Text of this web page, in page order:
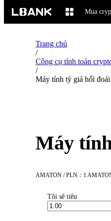
Mua
Trang chủ
/
Công cụ tính toán
/
Máy tính tỷ giá hối
Máy
AMATON / PLN：1
Tôi sẽ tiêu